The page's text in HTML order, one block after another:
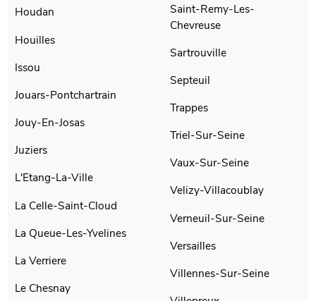
Houdan
Houilles
Issou
Jouars-Pontchartrain
Jouy-En-Josas
Juziers
L'Etang-La-Ville
La Celle-Saint-Cloud
La Queue-Les-Yvelines
La Verriere
Le Chesnay
Saint-Remy-Les-
Chevreuse
Sartrouville
Septeuil
Trappes
Triel-Sur-Seine
Vaux-Sur-Seine
Velizy-Villacoublay
Verneuil-Sur-Seine
Versailles
Villennes-Sur-Seine